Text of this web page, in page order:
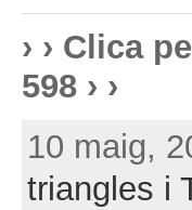
› › Clica
598 › ›
10 maig,
triangles i